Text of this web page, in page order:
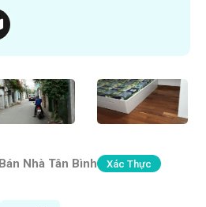
Nhà Tân Bình Xác Thực